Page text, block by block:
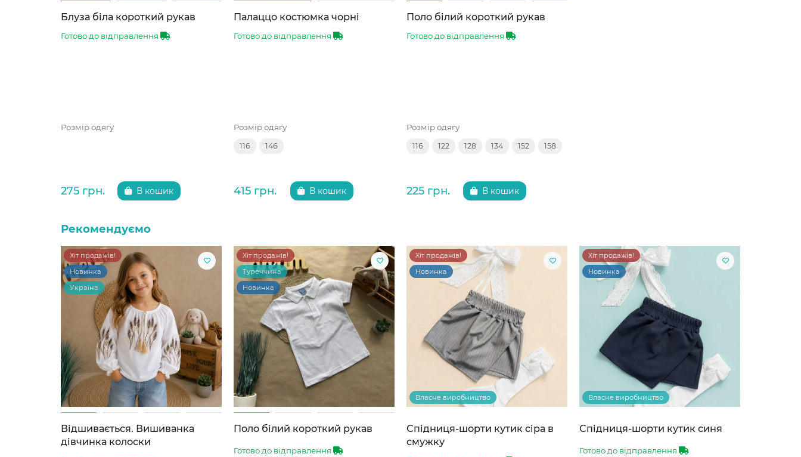
Блуза біла короткий рукав
Готово до відправлення
Розмір одягу
275 грн. В кошик
Палаццо костюмка чорні
Готово до відправлення
Розмір одягу
116 146
415 грн. В кошик
Поло білий короткий рукав
Готово до відправлення
Розмір одягу
116 122 128 134 152 158
225 грн. В кошик
Рекомендуємо
Хіт продажів!
Новинка
Україна
Відшивається. Вишиванка
дівчинка колоски
Хіт продажів!
Туреччина
Новинка
Поло білий короткий рукав
Готово до відправлення
Хіт продажів!
Новинка
Власне виробництво
Спідниця-шорти кутик сіра в
смужку
Хіт продажів!
Новинка
Власне виробництво
Спідниця-шорти кутик синя
Готово до відправлення